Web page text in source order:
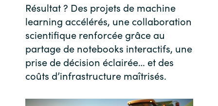
Malaysia
Middle East
Netherlands
Résultat ? Des projets de machine
learning accélérés, une collaboration
scientifique renforcée grâce au
partage de notebooks interactifs, une
prise de décision éclairée… et des
coûts d’infrastructure maîtrisés.